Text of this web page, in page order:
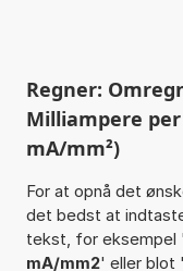
Regner:
Milliampere
mA/mm²)
For at opnå det
det bedst at
tekst, for eksempel
mA/mm2' eller blot